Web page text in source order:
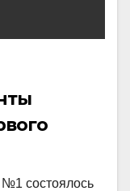
состоялось